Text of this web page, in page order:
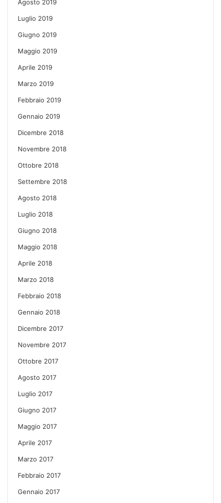
Agosto 2019
Luglio 2019
Giugno 2019
Maggio 2019
Aprile 2019
Marzo 2019
Febbraio 2019
Gennaio 2019
Dicembre 2018
Novembre 2018
Ottobre 2018
Settembre 2018
Agosto 2018
Luglio 2018
Giugno 2018
Maggio 2018
Aprile 2018
Marzo 2018
Febbraio 2018
Gennaio 2018
Dicembre 2017
Novembre 2017
Ottobre 2017
Agosto 2017
Luglio 2017
Giugno 2017
Maggio 2017
Aprile 2017
Marzo 2017
Febbraio 2017
Gennaio 2017